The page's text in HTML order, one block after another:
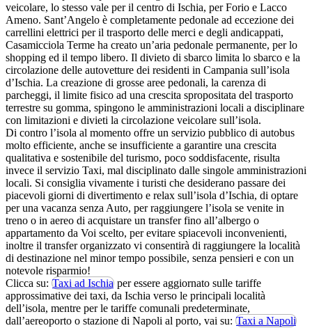
veicolare, lo stesso vale per il centro di Ischia, per Forio e Lacco
Ameno. Sant’Angelo è completamente pedonale ad eccezione dei
carrellini elettrici per il trasporto delle merci e degli andicappati,
Casamicciola Terme ha creato un’aria pedonale permanente, per lo
shopping ed il tempo libero. Il divieto di sbarco limita lo sbarco e la
circolazione delle autovetture dei residenti in Campania sull’isola
d’Ischia. La creazione di grosse aree pedonali, la carenza di
parcheggi, il limite fisico ad una crescita spropositata del trasporto
terrestre su gomma, spingono le amministrazioni locali a disciplinare
con limitazioni e divieti la circolazione veicolare sull’isola.
Di contro l’isola al momento offre un servizio pubblico di autobus
molto efficiente, anche se insufficiente a garantire una crescita
qualitativa e sostenibile del turismo, poco soddisfacente, risulta
invece il servizio Taxi, mal disciplinato dalle singole amministrazioni
locali. Si consiglia vivamente i turisti che desiderano passare dei
piacevoli giorni di divertimento e relax sull’isola d’Ischia, di optare
per una vacanza senza Auto, per raggiungere l’isola se venite in
treno o in aereo di acquistare un transfer fino all’albergo o
appartamento da Voi scelto, per evitare spiacevoli inconvenienti,
inoltre il transfer organizzato vi consentirà di raggiungere la località
di destinazione nel minor tempo possibile, senza pensieri e con un
notevole risparmio!
Clicca su: Taxi ad Ischia per essere aggiornato sulle tariffe
approssimative dei taxi, da Ischia verso le principali località
dell’isola, mentre per le tariffe comunali predeterminate,
dall’aereoporto o stazione di Napoli al porto, vai su: Taxi a Napoli